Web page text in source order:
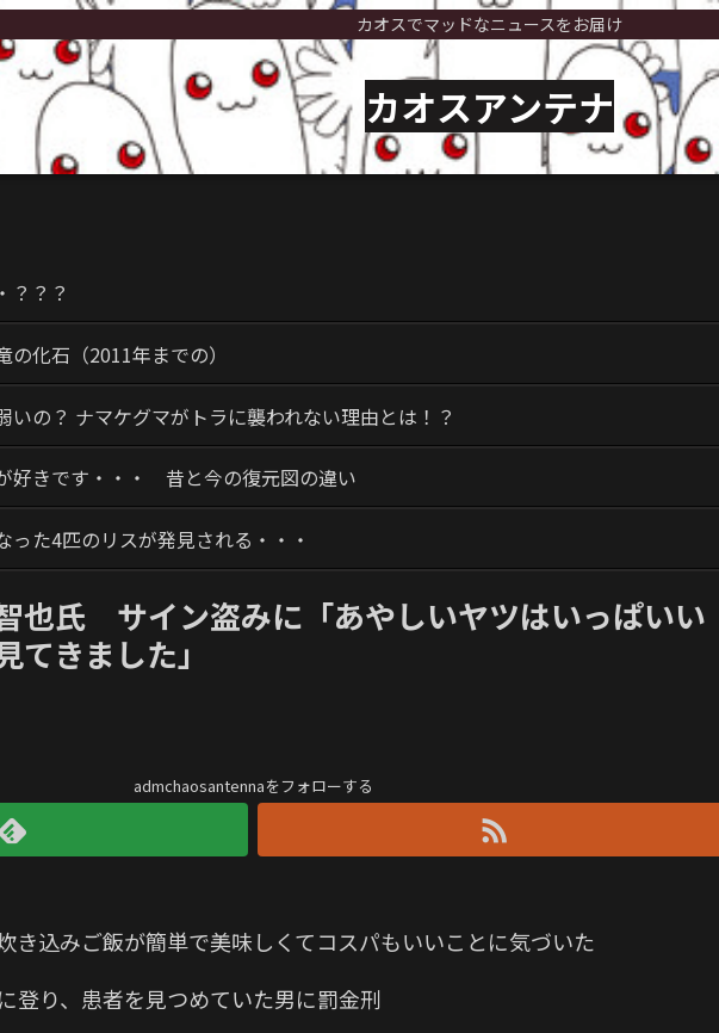
カオスでマッドなニュースをお届け
カオスアンテナ
？？？
化石（2011年までの）
いの？ ナマケグマがトラに襲われない理由とは！？
好きです・・・ 昔と今の復元図の違い
った4匹のリスが発見される・・・
也氏 サイン盗みに「あやしいヤツはいっぱいい
きました」
admchaosantennaをフォローする
き込みご飯が簡単で美味しくてコスパもいいことに気づいた
登り、患者を見つめていた男に罰金刑